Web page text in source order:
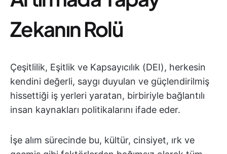
Zekanın Rolü
Çeşitlilik, Eşitlik ve Kapsayıcılık (DEI), herkesin
kendini değerli, saygı duyulan ve güçlendirilmiş
hissettiği iş yerleri yaratan, birbiriyle bağlantılı
insan kaynakları politikalarını ifade eder.
İşe alım sürecinde bu, kültür, cinsiyet, ırk ve